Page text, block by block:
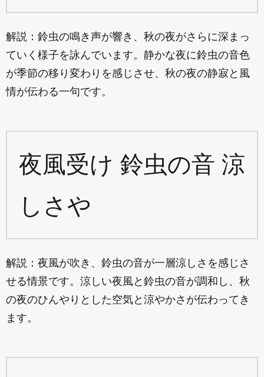
解説：鈴虫の鳴き声が響き、秋の夜がさらに深まっ
ていく様子を詠んでいます。静かな夜に鈴虫の音色
が季節の移り変わりを感じさせ、秋の夜の静寂と風
情が伝わる一句です。
夜風受け 鈴虫の音 涼
しさや
解説：夜風が吹き、鈴虫の音が一層涼しさを感じさ
せる情景です。涼しい夜風と鈴虫の音が調和し、秋
の夜のひんやりとした空気と涼やかさが伝わってき
ます。